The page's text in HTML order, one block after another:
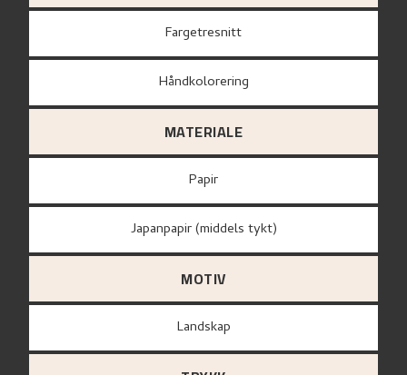
Fargetresnitt
Håndkolorering
MATERIALE
papir
Japanpapir (middels tykt)
MOTIV
Landskap